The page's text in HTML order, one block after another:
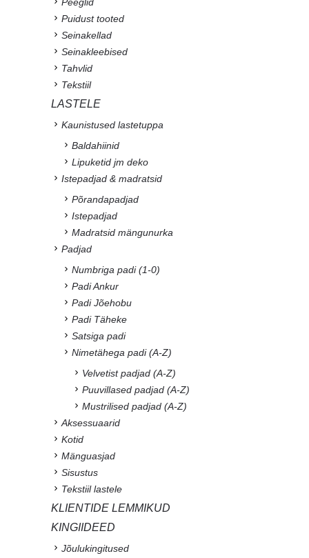
Puidust tooted
Seinakellad
Seinakleebised
Tahvlid
Tekstiil
LASTELE
Kaunistused lastetuppa
Baldahiinid
Lipuketid jm deko
Istepadjad & madratsid
Põrandapadjad
Istepadjad
Madratsid mängunurka
Padjad
Numbriga padi (1-0)
Padi Ankur
Padi Jõehobu
Padi Täheke
Satsiga padi
Nimetähega padi (A-Z)
Velvetist padjad (A-Z)
Puuvillased padjad (A-Z)
Mustrilised padjad (A-Z)
Aksessuaarid
Kotid
Mänguasjad
Sisustus
Tekstiil lastele
KLIENTIDE LEMMIKUD
KINGIIDEED
Jõulukingitused